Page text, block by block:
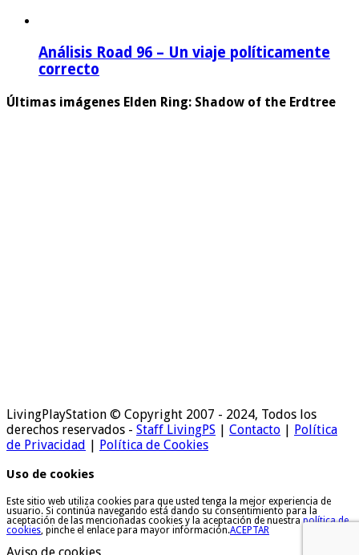
Análisis Road 96 – Un viaje políticamente
correcto
Últimas imágenes Elden Ring: Shadow of the Erdtree
LivingPlayStation © Copyright 2007 - 2024, Todos los
derechos reservados - Staff LivingPS Contacto
Política
de Privacidad
Política de Cookies
Uso de cookies
Este sitio web utiliza cookies para que usted tenga la mejor experiencia de
usuario. Si continúa navegando está dando su consentimiento para la
aceptación de las mencionadas cookies y la aceptación de nuestrapolítica de
cookies, pinche el enlace para mayor información.ACEPTAR